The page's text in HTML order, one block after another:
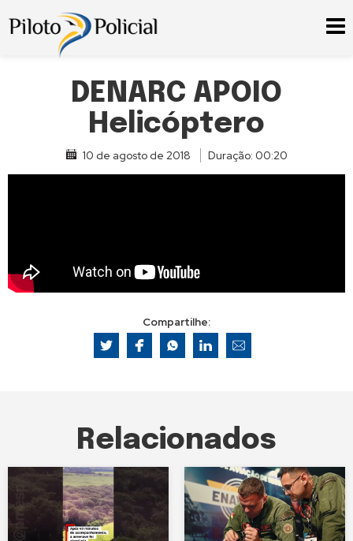
DENARC APOIO
Helicóptero
10 de agosto de 2018 Duração: 00:20
Compartilhe:
Relacionados